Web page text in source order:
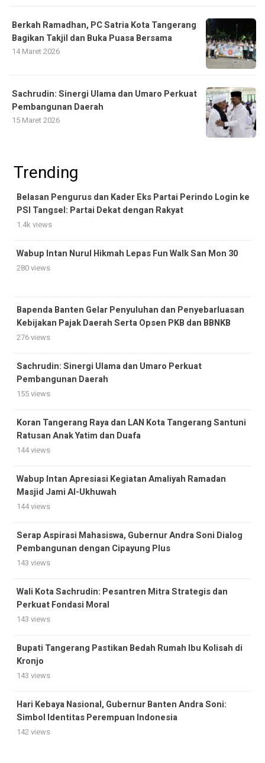
Berkah Ramadhan, PC Satria Kota Tangerang
Bagikan Takjil dan Buka Puasa Bersama
14 Maret 2026
Sachrudin: Sinergi Ulama dan Umaro Perkuat
Pembangunan Daerah
15 Maret 2026
Trending
Belasan Pengurus dan Kader Eks Partai Perindo Login ke
PSI Tangsel: Partai Dekat dengan Rakyat
1.4k views
Wabup Intan Nurul Hikmah Lepas Fun Walk San Mon 30
280 views
Bapenda Banten Gelar Penyuluhan dan Penyebarluasan
Kebijakan Pajak Daerah Serta Opsen PKB dan BBNKB
276 views
Sachrudin: Sinergi Ulama dan Umaro Perkuat
Pembangunan Daerah
155 views
Koran Tangerang Raya dan LAN Kota Tangerang Santuni
Ratusan Anak Yatim dan Duafa
144 views
Wabup Intan Apresiasi Kegiatan Amaliyah Ramadan
Masjid Jami Al-Ukhuwah
144 views
Serap Aspirasi Mahasiswa, Gubernur Andra Soni Dialog
Pembangunan dengan Cipayung Plus
143 views
Wali Kota Sachrudin: Pesantren Mitra Strategis dan
Perkuat Fondasi Moral
143 views
Bupati Tangerang Pastikan Bedah Rumah Ibu Kolisah di
Kronjo
143 views
Hari Kebaya Nasional, Gubernur Banten Andra Soni:
Simbol Identitas Perempuan Indonesia
142 views